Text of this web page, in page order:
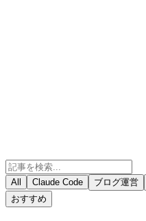
All Claude Code ブログ運営
おすすめ